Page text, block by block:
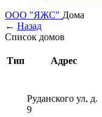
ООО "ЯЖС" Дома
← Назад
Список домов
Тип Адрес
Руданского ул, д.
9